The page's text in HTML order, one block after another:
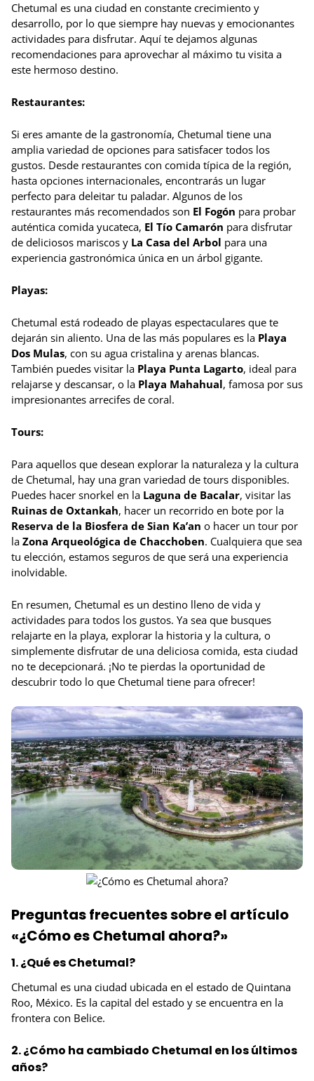
Chetumal es una ciudad en constante crecimiento y
desarrollo, por lo que siempre hay nuevas y emocionantes
actividades para disfrutar. Aquí te dejamos algunas
recomendaciones para aprovechar al máximo tu visita a
este hermoso destino.
Restaurantes:
Si eres amante de la gastronomía, Chetumal tiene una
amplia variedad de opciones para satisfacer todos los
gustos. Desde restaurantes con comida típica de la región,
hasta opciones internacionales, encontrarás un lugar
perfecto para deleitar tu paladar. Algunos de los
restaurantes más recomendados son El Fogón para probar
auténtica comida yucateca, El Tío Camarón para disfrutar
de deliciosos mariscos y La Casa del Arbol para una
experiencia gastronómica única en un árbol gigante.
Playas:
Chetumal está rodeado de playas espectaculares que te
dejarán sin aliento. Una de las más populares es la Playa
Dos Mulas, con su agua cristalina y arenas blancas.
También puedes visitar la Playa Punta Lagarto, ideal para
relajarse y descansar, o la Playa Mahahual, famosa por sus
impresionantes arrecifes de coral.
Tours:
Para aquellos que desean explorar la naturaleza y la cultura
de Chetumal, hay una gran variedad de tours disponibles.
Puedes hacer snorkel en la Laguna de Bacalar, visitar las
Ruinas de Oxtankah, hacer un recorrido en bote por la
Reserva de la Biosfera de Sian Ka’an o hacer un tour por
la Zona Arqueológica de Chacchoben. Cualquiera que sea
tu elección, estamos seguros de que será una experiencia
inolvidable.
En resumen, Chetumal es un destino lleno de vida y
actividades para todos los gustos. Ya sea que busques
relajarte en la playa, explorar la historia y la cultura, o
simplemente disfrutar de una deliciosa comida, esta ciudad
no te decepcionará. ¡No te pierdas la oportunidad de
descubrir todo lo que Chetumal tiene para ofrecer!
Preguntas frecuentes sobre el artículo
«¿Cómo es Chetumal ahora?»
1. ¿Qué es Chetumal?
Chetumal es una ciudad ubicada en el estado de Quintana
Roo, México. Es la capital del estado y se encuentra en la
frontera con Belice.
2. ¿Cómo ha cambiado Chetumal en los últimos
años?